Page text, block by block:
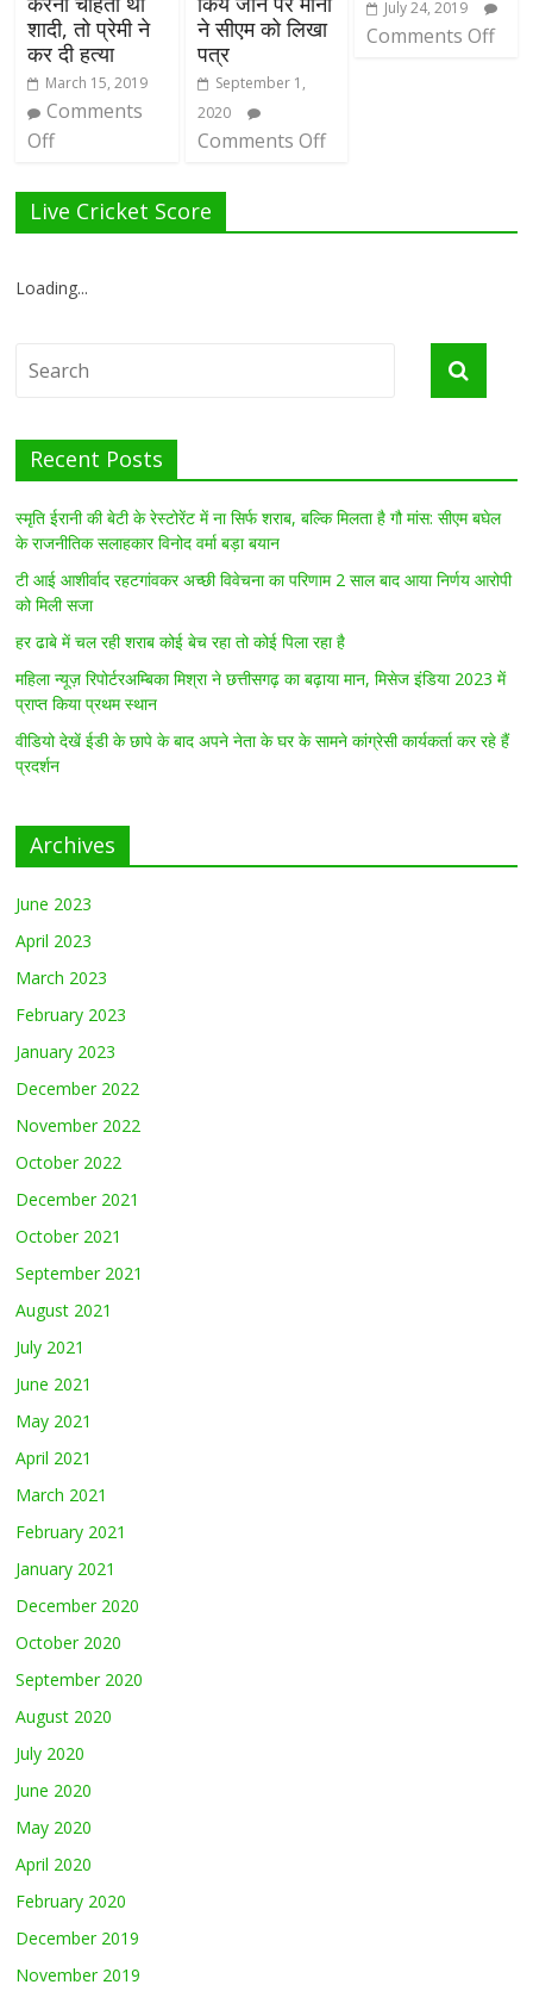
शादी, तो प्रेमी ने
कर दी हत्या
March 15, 2019
Comments
Off
ने सीएम को लिखा
पत्र
September 1,
2020
Comments Off
July 24, 2019
Comments Off
Live Cricket Score
Loading...
Recent Posts
स्मृति ईरानी की बेटी के रेस्टोरेंट में ना सिर्फ शराब, बल्कि मिलता है गौ मांस: सीएम बघेल
के राजनीतिक सलाहकार विनोद वर्मा बड़ा बयान
टी आई आशीर्वाद रहटगांवकर अच्छी विवेचना का परिणाम 2 साल बाद आया निर्णय आरोपी
को मिली सजा
हर ढाबे में चल रही शराब कोई बेच रहा तो कोई पिला रहा है
महिला न्यूज़ रिपोर्टरअम्बिका मिश्रा ने छत्तीसगढ़ का बढ़ाया मान, मिसेज इंडिया 2023 में
प्राप्त किया प्रथम स्थान
वीडियो देखें ईडी के छापे के बाद अपने नेता के घर के सामने कांग्रेसी कार्यकर्ता कर रहे हैं
प्रदर्शन
Archives
June 2023
April 2023
March 2023
February 2023
January 2023
December 2022
November 2022
October 2022
December 2021
October 2021
September 2021
August 2021
July 2021
June 2021
May 2021
April 2021
March 2021
February 2021
January 2021
December 2020
October 2020
September 2020
August 2020
July 2020
June 2020
May 2020
April 2020
February 2020
December 2019
November 2019